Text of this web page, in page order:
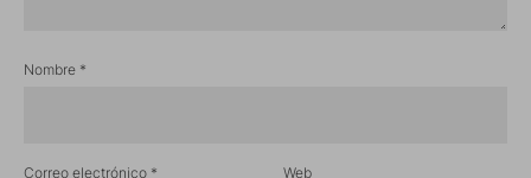
Nombre *
Correo electrónico * Web